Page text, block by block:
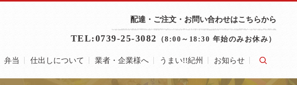
配達・ご注文・お問い合わせはこちらから
TEL:0739-25-3082 （8:00～18:30 年始のみお休み）
弁当 仕出しについて 業者・企業様へ うまい!!紀州 お知らせ